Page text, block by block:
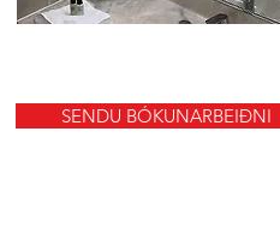
SENDU BÓKUNARBEIÐNI